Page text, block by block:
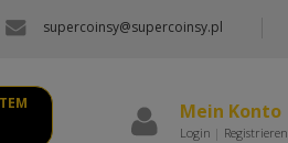
supercoinsy@supercoinsy.pl
Mein Konto
Login | Registrieren